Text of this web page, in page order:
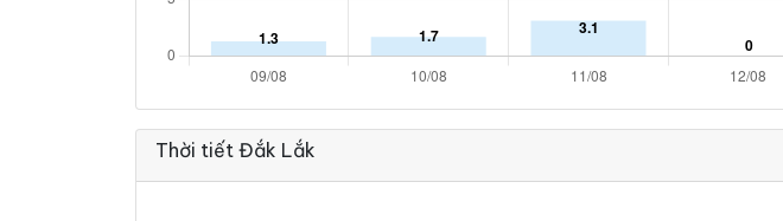
Thời tiết Đắk Lắk